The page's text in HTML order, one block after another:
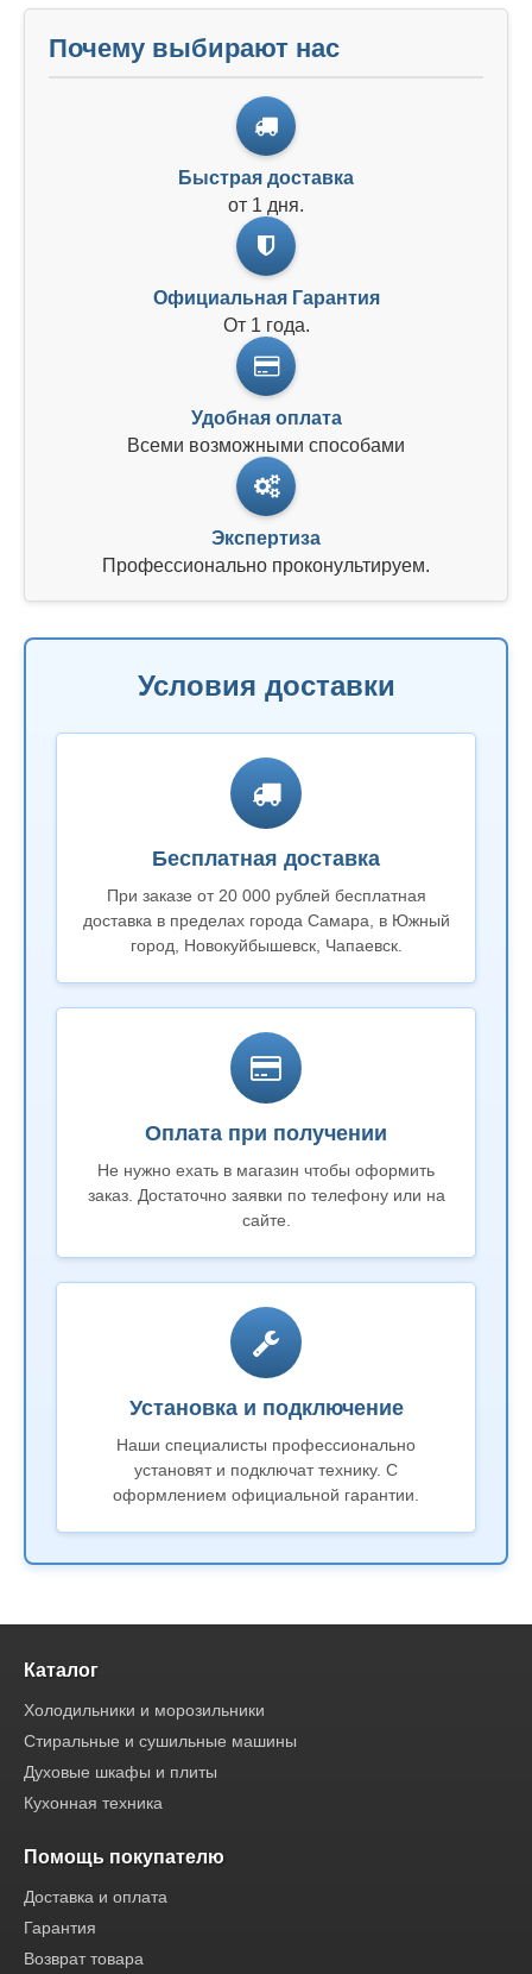
Почему выбирают нас
Быстрая доставка
от 1 дня.
Официальная Гарантия
От 1 года.
Удобная оплата
Всеми возможными способами
Экспертиза
Профессионально проконультируем.
Условия доставки
Бесплатная доставка
При заказе от 20 000 рублей бесплатная
доставка в пределах города Самара, в Южный
город, Новокуйбышевск, Чапаевск.
Оплата при получении
Не нужно ехать в магазин чтобы оформить
заказ. Достаточно заявки по телефону или на
сайте.
Установка и подключение
Наши специалисты профессионально
установят и подключат технику. С
оформлением официальной гарантии.
Каталог
Холодильники и морозильники
Стиральные и сушильные машины
Духовые шкафы и плиты
Кухонная техника
Помощь покупателю
Доставка и оплата
Гарантия
Возврат товара